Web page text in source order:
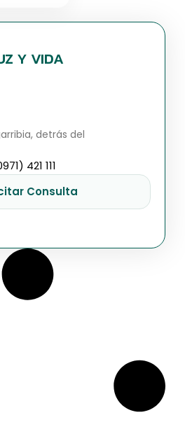
Y VIDA
detrás del
421 111
Consulta